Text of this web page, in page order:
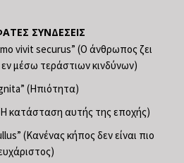
ΣΥΝΔΈΣΕΙΣ
vivit securus” (Ο άνθρωπος ζει
μέσω τεράστιων κινδύνων)
(Ηπιότητα)
κατάσταση αυτής της εποχής)
(Κανένας κήπος δεν είναι πιο